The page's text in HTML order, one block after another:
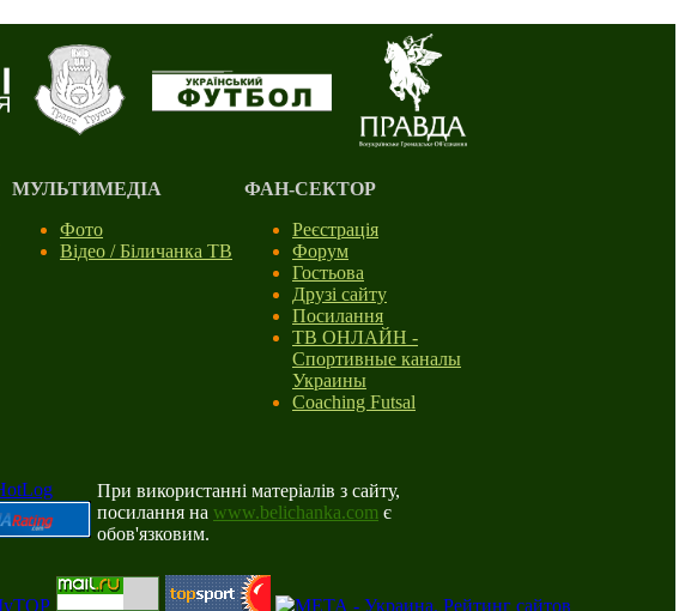
МУЛЬТИМЕДІА
Фото
Відео / Біличанка ТВ
ФАН-СЕКТОР
Реєстрація
Форум
Гостьова
Друзі сайту
Посилання
ТВ ОНЛАЙН -
Спортивные каналы
Украины
Coaching Futsal
При використанні матеріалів з сайту,
посилання на www.belichanka.com є
обов'язковим.